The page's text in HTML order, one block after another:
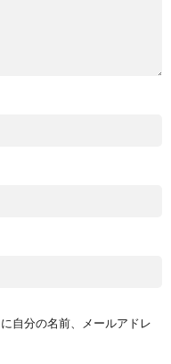
自分の名前、メールアドレ